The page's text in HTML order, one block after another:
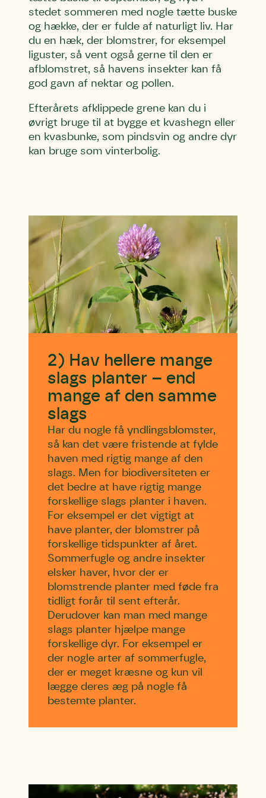
stedet sommeren med nogle tætte buske
og hække, der er fulde af naturligt liv. Har
du en hæk, der blomstrer, for eksempel
liguster, så vent også gerne til den er
afblomstret, så havens insekter kan få
god gavn af nektar og pollen.
Efterårets afklippede grene kan du i
øvrigt bruge til at bygge et kvashegn eller
en kvasbunke, som pindsvin og andre dyr
kan bruge som vinterbolig.
2) Hav hellere mange
slags planter – end
mange af den samme
slags
Har du nogle få yndlingsblomster,
så kan det være fristende at fylde
haven med rigtig mange af den
slags. Men for biodiversiteten er
det bedre at have rigtig mange
forskellige slags planter i haven.
For eksempel er det vigtigt at
have planter, der blomstrer på
forskellige tidspunkter af året.
Sommerfugle og andre insekter
elsker haver, hvor der er
blomstrende planter med føde fra
tidligt forår til sent efterår.
Derudover kan man med mange
slags planter hjælpe mange
forskellige dyr. For eksempel er
der nogle arter af sommerfugle,
der er meget kræsne og kun vil
lægge deres æg på nogle få
bestemte planter.